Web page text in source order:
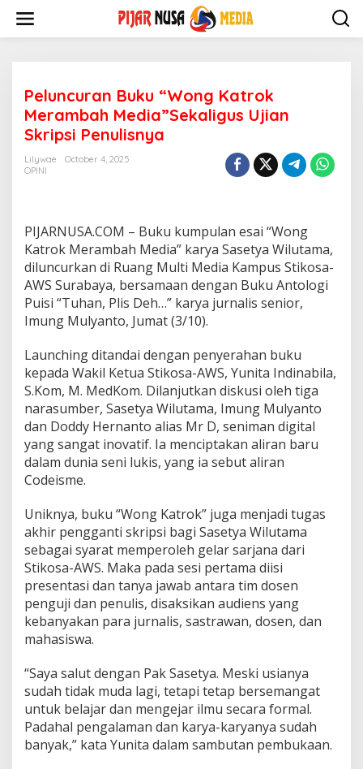
content
Peluncuran Buku “Wong Katrok
Merambah Media”Sekaligus Ujian
Skripsi Penulisnya
Lilywae
October 4, 2025
OPINI
PIJARNUSA.COM – Buku kumpulan esai “Wong
Katrok Merambah Media” karya Sasetya Wilutama,
diluncurkan di Ruang Multi Media Kampus Stikosa-
AWS Surabaya, bersamaan dengan Buku Antologi
Puisi “Tuhan, Plis Deh…” karya jurnalis senior,
Imung Mulyanto, Jumat (3/10).
Launching ditandai dengan penyerahan buku
kepada Wakil Ketua Stikosa-AWS, Yunita Indinabila,
S.Kom, M. MedKom. Dilanjutkan diskusi oleh tiga
narasumber, Sasetya Wilutama, Imung Mulyanto
dan Doddy Hernanto alias Mr D, seniman digital
yang sangat inovatif. Ia menciptakan aliran baru
dalam dunia seni lukis, yang ia sebut aliran
Codeisme.
Uniknya, buku “Wong Katrok” juga menjadi tugas
akhir pengganti skripsi bagi Sasetya Wilutama
sebagai syarat memperoleh gelar sarjana dari
Stikosa-AWS. Maka pada sesi pertama diisi
presentasi dan tanya jawab antara tim dosen
penguji dan penulis, disaksikan audiens yang
kebanyakan para jurnalis, sastrawan, dosen, dan
mahasiswa.
“Saya salut dengan Pak Sasetya. Meski usianya
sudah tidak muda lagi, tetapi tetap bersemangat
untuk belajar dan mengejar ilmu secara formal.
Padahal pengalaman dan karya-karyanya sudah
banyak,” kata Yunita dalam sambutan pembukaan.